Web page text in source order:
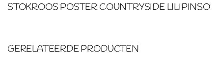
STOKROOS POSTER COUNTRYSIDE LILIPINSO
GERELATEERDE PRODUCTEN